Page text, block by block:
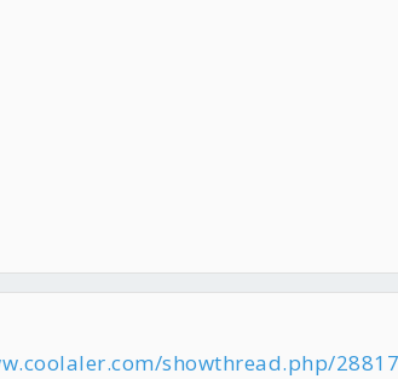
showthread.php/